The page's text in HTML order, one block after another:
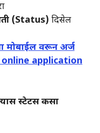
(Status) दिसेल
वरून अर्ज
online application
स्टेटस कसा